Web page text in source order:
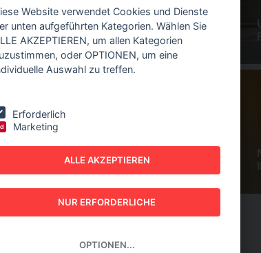
GUIDES - AUTOMATION
GUIDE 2026
2023
Website verwendet Cookies und Dienste
unten aufgeführten Kategorien. Wählen Sie
AKZEPTIEREN, um allen Kategorien
oder OPTIONEN, um eine
Auswahl zu treffen.
Erforderlich
Marketing
ALLE AKZEPTIEREN
NUR ERFORDERLICHE
OPTIONEN...